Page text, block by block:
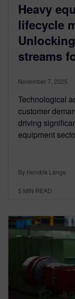
Heavy
lifecycle
streams
November 7, 2025
Technological
customer
driving
equipment
By Hendrik Lange
5 MIN READ